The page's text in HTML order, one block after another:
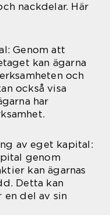
nackdelar. Här
Genom att
kan ägarna
och
också visa
har
av eget kapital:
genom
kan ägarnas
Detta kan
en del av sin